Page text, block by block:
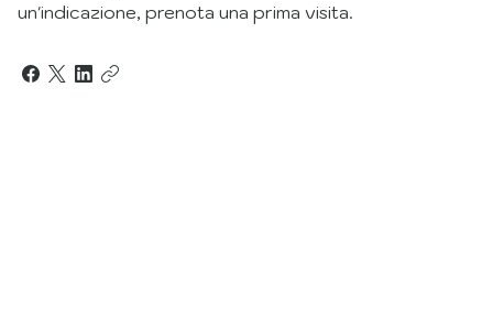
un'indicazione, prenota una prima visita.